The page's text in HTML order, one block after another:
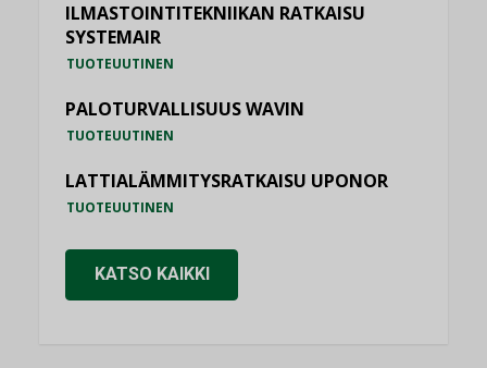
ILMASTOINTITEKNIIKAN RATKAISU
SYSTEMAIR
TUOTEUUTINEN
PALOTURVALLISUUS WAVIN
TUOTEUUTINEN
LATTIALÄMMITYSRATKAISU UPONOR
TUOTEUUTINEN
KATSO KAIKKI